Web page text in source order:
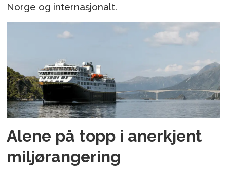
Norge og internasjonalt.
Alene på topp i anerkjent
miljørangering